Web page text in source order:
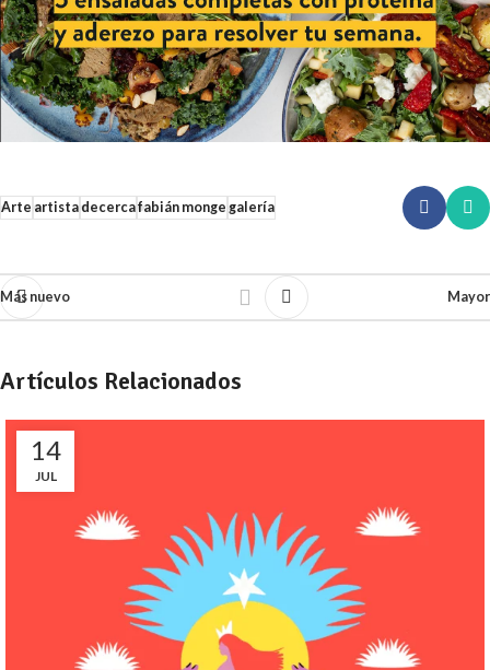
Arte artistadecercafabián monge galería
Más nuevo Mayor
Artículos Relacionados
14
JUL